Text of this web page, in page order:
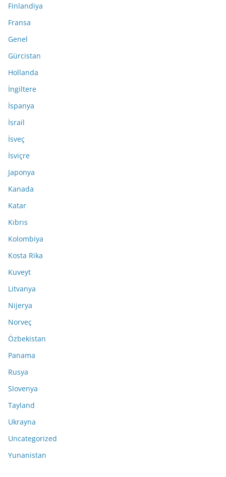
Finlandiya
Fransa
Genel
Gürcistan
Hollanda
İngiltere
İspanya
İsrail
İsveç
İsviçre
Japonya
Kanada
Katar
Kıbrıs
Kolombiya
Kosta Rika
Kuveyt
Litvanya
Nijerya
Norveç
Özbekistan
Panama
Rusya
Slovenya
Tayland
Ukrayna
Uncategorized
Yunanistan